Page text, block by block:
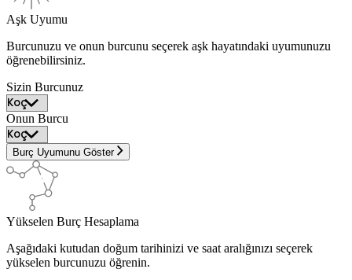
Aşk Uyumu
Burcunuzu ve onun burcunu seçerek aşk hayatındaki uyumunuzu
öğrenebilirsiniz.
Sizin Burcunuz
Onun Burcu
Burç Uyumunu Göster
Yükselen Burç Hesaplama
Aşağıdaki kutudan doğum tarihinizi ve saat aralığınızı seçerek
yükselen burcunuzu öğrenin.